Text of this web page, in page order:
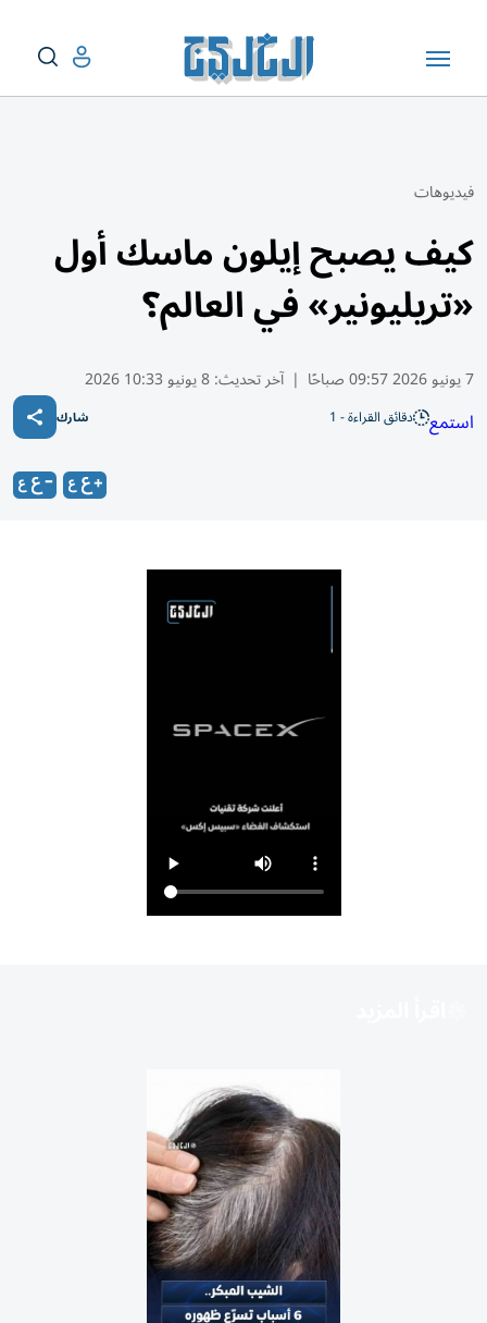
فيديوهات
كيف يصبح إيلون ماسك أول
«تريليونير» في العالم؟
7 يونيو 2026 09:57 صباحًا | آخر تحديث:8 يونيو 10:33 2026
استمع دقائق القراءة - 1 شارك